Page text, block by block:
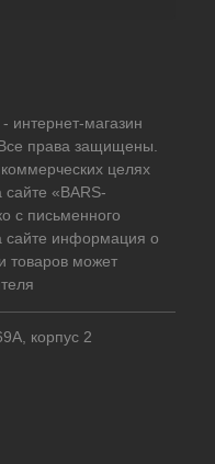
интернет-магазин
права защищены.
целях
«BARS-
с письменного
сайте информация о
товаров может
корпус 2